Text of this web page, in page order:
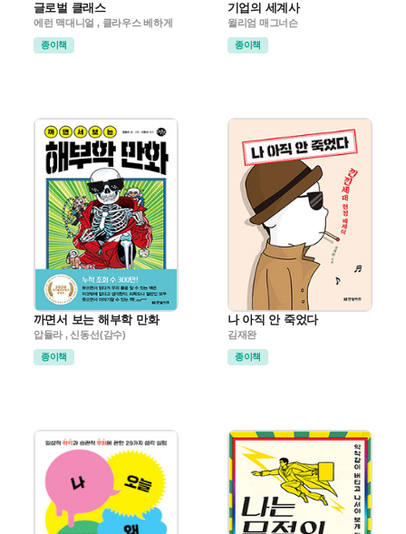
글로벌 클래스
에런 맥대니얼 , 클라우스 베하게
종이책
기업의 세계사
윌리엄 매그너슨
종이책
까면서 보는 해부학 만화
압듈라 , 신동선(감수)
종이책
나 아직 안 죽었다
김재완
종이책